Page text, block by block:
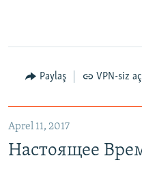
Paylaş VPN-siz
Aprel 11, 2017
Настоящее